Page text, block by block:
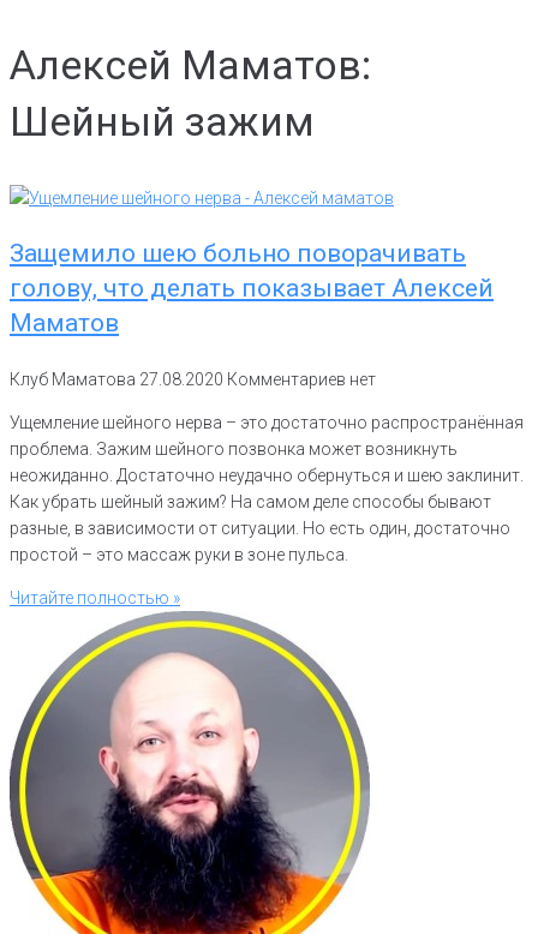
Алексей Маматов:
Шейный зажим
Защемило шею больно поворачивать
голову, что делать показывает Алексей
Маматов
Клуб Маматова 27.08.2020 Комментариев нет
Ущемление шейного нерва – это достаточно распространённая
проблема. Зажим шейного позвонка может возникнуть
неожиданно. Достаточно неудачно обернуться и шею заклинит.
Как убрать шейный зажим? На самом деле способы бывают
разные, в зависимости от ситуации. Но есть один, достаточно
простой – это массаж руки в зоне пульса.
Читайте полностью »